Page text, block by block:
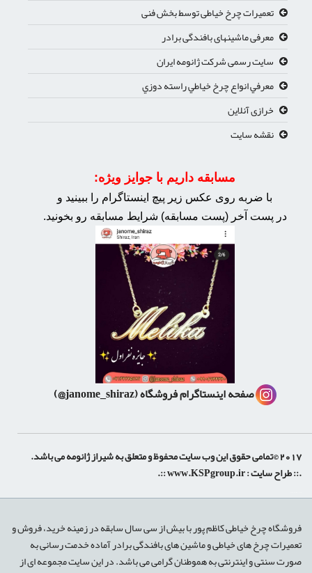
تعمیرات چرخ خیاطی توسط بخش فنی
معرفی ماشینهای بافندگی برادر
سایت رسمی شرکت ژانومه ایران
معرفي انواع چرخ خياطي راسته دوزي
خرازی آنلاین
نقشه سایت
مسابقه داریم با جوایز ویژه:
با ضربه روی عکس زیر پیچ اینستاگرام را ببینید و
در پست آخر (پست مسابقه) شرایط مسابقه رو بخونید.
صفحه اینستاگرام فروشگاه(janome_shiraz@)
2017 ©تمامی حقوق این وب سایت محفوظ و متعلق به شیراز ژانومه می باشد.
.:: طراح سایت :www.KSPgroup.ir
::.
فروشگاه چرخ خیاطی کاظم پور با بیش از سی سال سابقه در زمینه خرید، فروش و
تعمیرات چرخ های خیاطی و ماشین های بافندگی برادر آماده خدمت رسانی به
صورت سنتی و اینترنتی به هموطنان گرامی می باشد. در این سایت مجموعه ای از